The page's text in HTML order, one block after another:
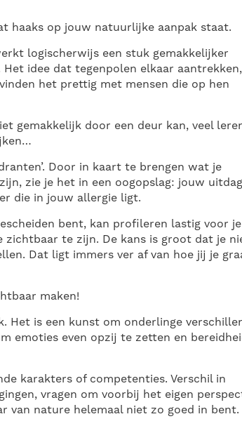
haaks op jouw natuurlijke aanpak staat.
logischerwijs een stuk gemakkelijker
idee dat tegenpolen elkaar aantrekken,
het prettig met mensen die op hen
gemakkelijk door een deur kan, veel
Door in kaart te brengen wat je
zie je het in een oogopslag: jouw
die in jouw allergie ligt.
bent, kan profileren lastig voor je
zichtbaar te zijn. De kans is groot dat je
Dat ligt immers ver af van hoe jij je
maken!
Het is een kunst om onderlinge
emoties even opzij te zetten en
karakters of competenties. Verschil in
vragen om voorbij het eigen
van nature helemaal niet zo goed in bent.